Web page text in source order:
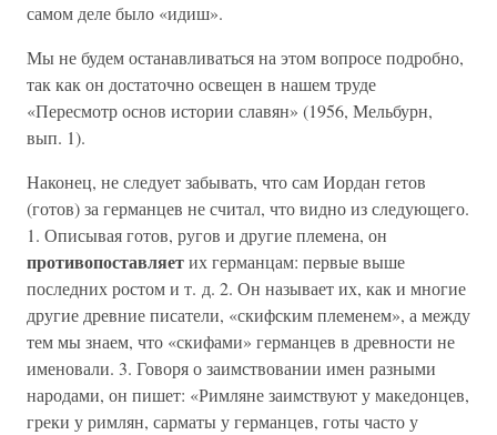
самом деле было «идиш».
Мы не будем останавливаться на этом вопросе подробно,
так как он достаточно освещен в нашем труде
«Пересмотр основ истории славян» (1956, Мельбурн,
вып. 1).
Наконец, не следует забывать, что сам Иордан гетов
(готов) за германцев не считал, что видно из следующего.
1. Описывая готов, ругов и другие племена, он
противопоставляетих германцам: первые выше
последних ростом и т. д. 2. Он называет их, как и многие
другие древние писатели, «скифским племенем», а между
тем мы знаем, что «скифами» германцев в древности не
именовали. 3. Говоря о заимствовании имен разными
народами, он пишет: «Римляне заимствуют у македонцев,
греки у римлян, сарматы у германцев, готы часто у